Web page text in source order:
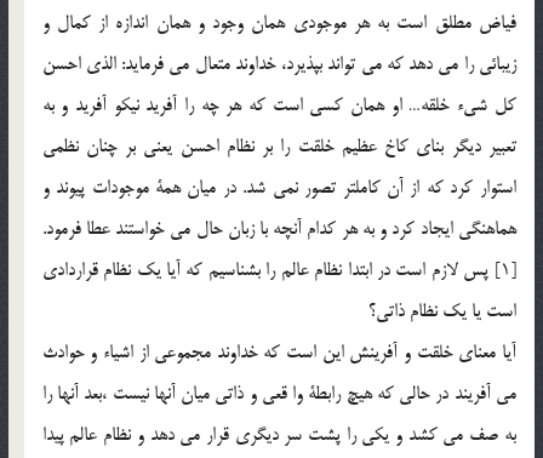
فياض مطلق است به هر موجودي همان وجود و همان اندازه از كمال و
زيبائي را مي دهد كه مي تواند بپذيرد، خداوند متعال مي فرمايد: الذي احسن
كل شيء خلقه… او همان كسي است كه هر چه را آفريد نيكو آفريد و به
تعبير ديگر بناي كاخ عظيم خلقت را بر نظام احسن يعني بر چنان نظمي
استوار كرد كه از آن كاملتر تصور نمي شد. در ميان همة موجودات پيوند و
هماهنگي ايجاد کرد و به هر كدام آنچه با زبان حال مي خواستند عطا فرمود.
[1] پس لازم است در ابتدا نظام عالم را بشناسيم كه آيا يك نظام قراردادي
است يا يك نظام ذاتي؟
آيا معناي خلقت و آفرينش اين است كه خداوند مجموعي از اشياء و حوادث
مي آفريند در حالي كه هيچ رابطة وا قعي و ذاتي ميان آنها نيست ،بعد آنها را
به صف مي كشد و يكي را پشت سر ديگري قرار مي دهد و نظام عالم پيدا